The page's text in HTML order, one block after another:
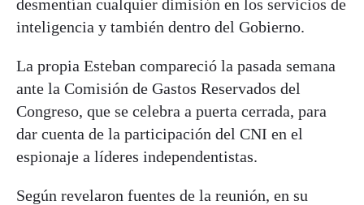
desmentían cualquier dimisión en los servicios de
inteligencia y también dentro del Gobierno.
La propia Esteban compareció la pasada semana
ante la Comisión de Gastos Reservados del
Congreso, que se celebra a puerta cerrada, para
dar cuenta de la participación del CNI en el
espionaje a líderes independentistas.
Según revelaron fuentes de la reunión, en su